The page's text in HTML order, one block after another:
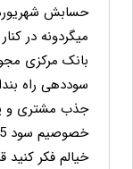
حسابش
میگردونه در
بانک مرکزی
سوددهی راه
جذب مشتری و
خیالم فکر کنید